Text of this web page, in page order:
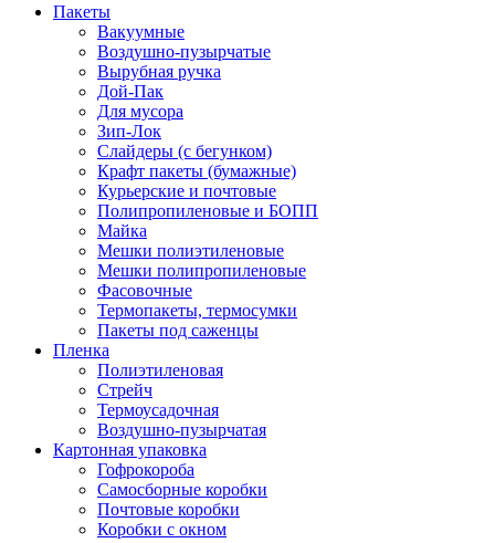
Пакеты
Вакуумные
Воздушно-пузырчатые
Вырубная ручка
Дой-Пак
Для мусора
Зип-Лок
Слайдеры (с бегунком)
Крафт пакеты (бумажные)
Курьерские и почтовые
Полипропиленовые и БОПП
Майка
Мешки полиэтиленовые
Мешки полипропиленовые
Фасовочные
Термопакеты, термосумки
Пакеты под саженцы
Пленка
Полиэтиленовая
Стрейч
Термоусадочная
Воздушно-пузырчатая
Картонная упаковка
Гофрокороба
Самосборные коробки
Почтовые коробки
Коробки с окном